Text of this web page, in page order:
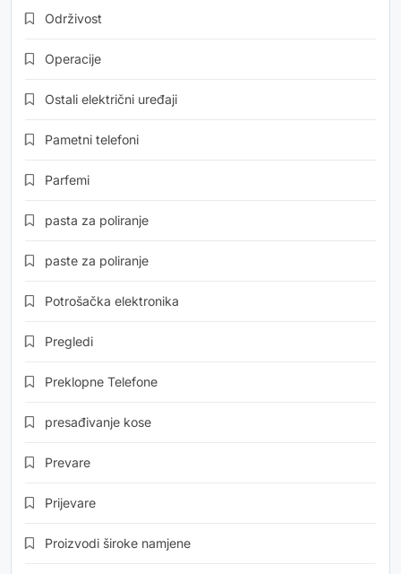
Održivost
Operacije
Ostali električni uređaji
Pametni telefoni
Parfemi
pasta za poliranje
paste za poliranje
Potrošačka elektronika
Pregledi
Preklopne Telefone
presađivanje kose
Prevare
Prijevare
Proizvodi široke namjene